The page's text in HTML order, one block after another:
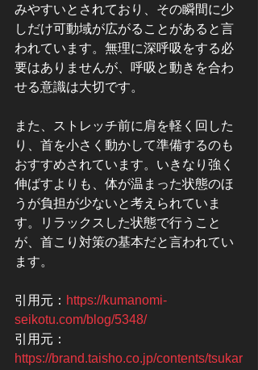
みやすいとされており、その瞬間に少
しだけ可動域が広がることがあると言
われています。無理に深呼吸をする必
要はありませんが、呼吸と動きを合わ
せる意識は大切です。
また、ストレッチ前に肩を軽く回した
り、首を小さく動かして準備するのも
おすすめされています。いきなり強く
伸ばすよりも、体が温まった状態のほ
うが負担が少ないと考えられていま
す。リラックスした状態で行うこと
が、首こり対策の基本だと言われてい
ます。
引用元： https://kumanomi-
seikotu.com/blog/5348/
引用元：
https://brand.taisho.co.jp/contents/tsukar